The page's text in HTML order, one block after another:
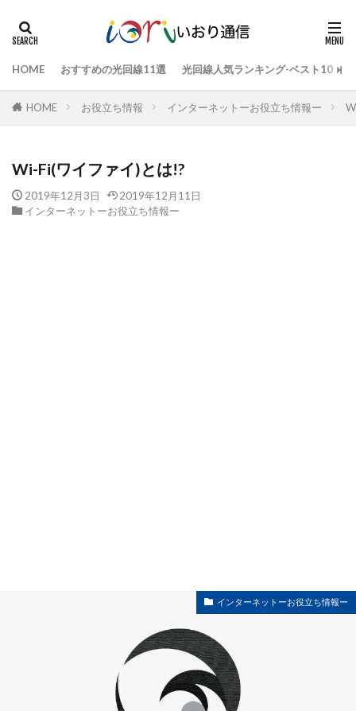
HOME おすすめの光回線11選 光回線人気ランキング-ベスト10
HOME お役立ち情報 インターネットーお役立ち情報ー
Wi-Fi(ワイファイ)とは!?
2019年12月3日
2019年12月11日
インターネットーお役立ち情報ー
インターネットーお役立ち情報ー